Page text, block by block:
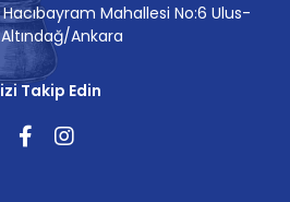
Mahallesi No:6 Ulus-
Altındağ/Ankara
Takip Edin